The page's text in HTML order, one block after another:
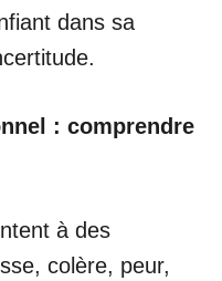
dans sa
: comprendre
à des
colère, peur,